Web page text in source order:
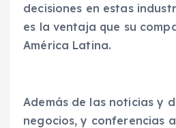
decisiones en estas
es la ventaja que su
América Latina.
Además de las noticias y
negocios, y conferencias